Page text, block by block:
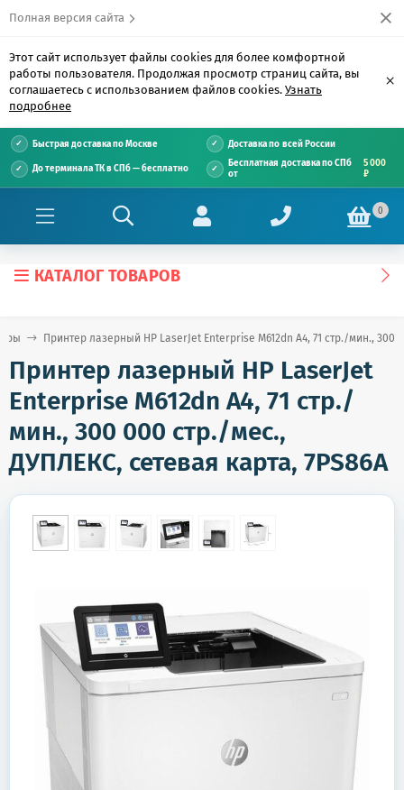
Полная версия сайта
Этот сайт использует файлы cookies для более комфортной
работы пользователя. Продолжая просмотр страниц сайта, вы
соглашаетесь с использованием файлов cookies. Узнать
подробнее
×
Быстрая доставка по Москве Доставка по всей России
До терминала ТК в СПб — бесплатно
Бесплатная доставка по СПб
от
5 000
₽
0
КАТАЛОГ ТОВАРОВ
Принтер лазерный HP LaserJet Enterprise M612dn А4, 71 стр./мин., 300
Принтер лазерный HP LaserJet
Enterprise M612dn А4, 71 стр./
мин., 300 000 стр./мес.,
ДУПЛЕКС, сетевая карта, 7PS86A